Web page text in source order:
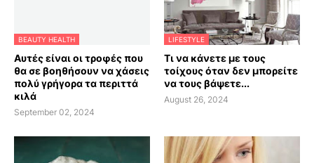
BEAUTY HEALTH
Αυτές είναι οι τροφές που
θα σε βοηθήσουν να χάσεις
πολύ γρήγορα τα περιττά
κιλά
September 02, 2024
LIFESTYLE
Τι να κάνετε με τους
τοίχους όταν δεν μπορείτε
να τους βάψετε...
August 26, 2024